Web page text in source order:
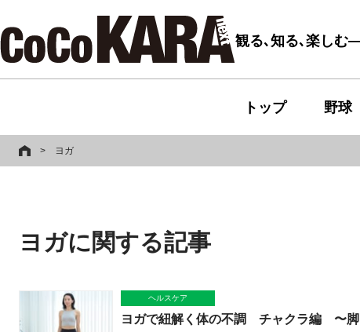
観る､知る､楽しむ
トップ 野球
> ヨガ
ヨガに関する記事
ヘルスケア
ヨガで紐解く体の不調 チャクラ編 〜